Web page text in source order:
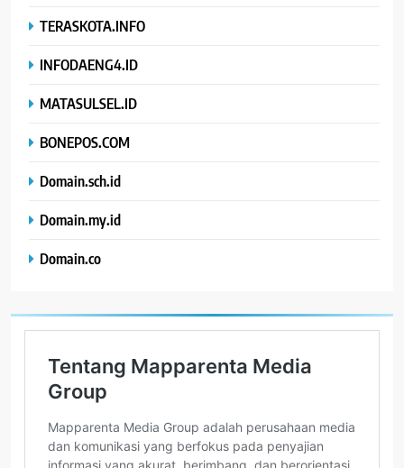
TERASKOTA.INFO
INFODAENG4.ID
MATASULSEL.ID
BONEPOS.COM
Domain.sch.id
Domain.my.id
Domain.co